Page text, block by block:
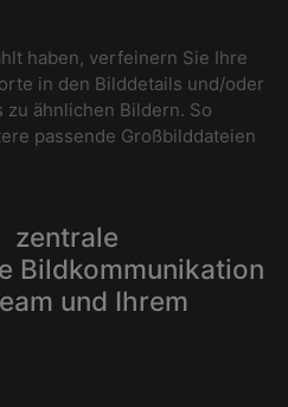
haben, verfeinern Sie Ihre
in den Bilddetails und/oder
ähnlichen Bildern. So
passende Großbilddateien
zentrale
Bildkommunikation
und Ihrem